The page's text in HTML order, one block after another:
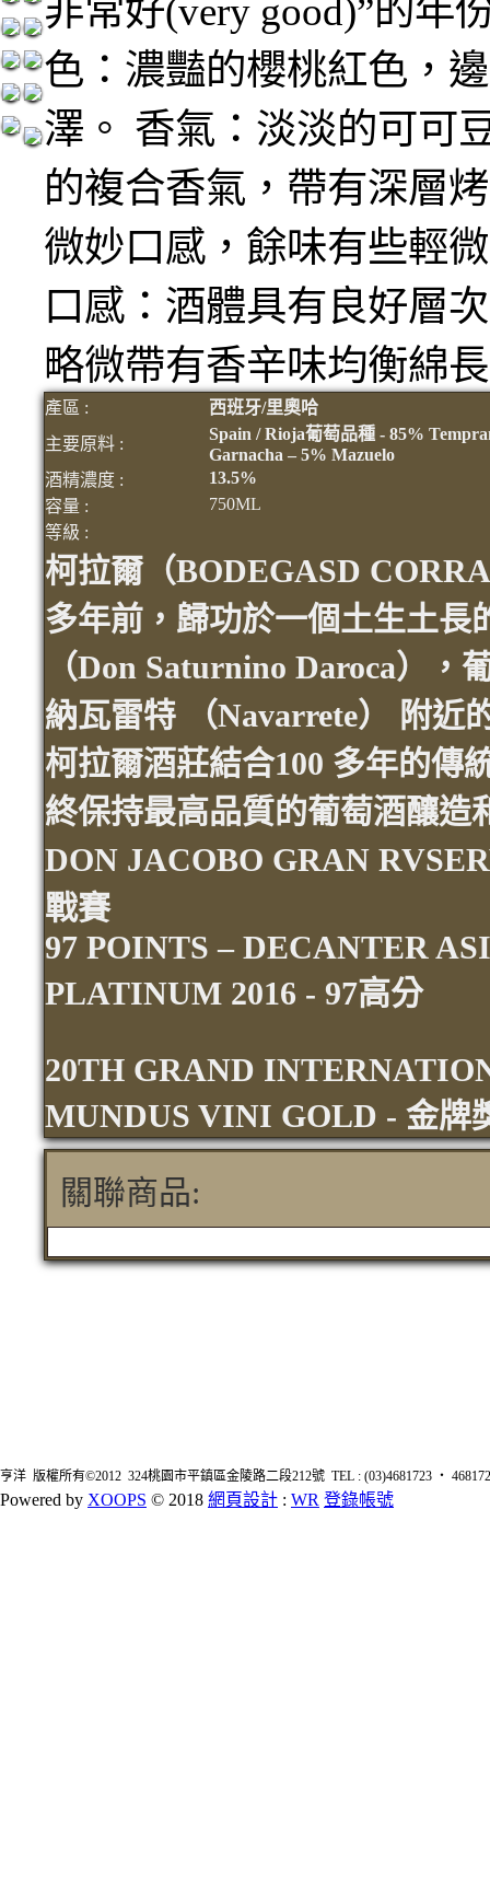
非常好(very good)”的年
色：濃豔的櫻桃紅色，
澤。 香氣：淡淡的可可
的複合香氣，帶有深層
微妙口感，餘味有些輕
口感：酒體具有良好層
略微帶有香辛味均衡綿
產區 :
西班牙/里奧哈
主要原料 :
Spain / Rioja葡萄品種 - 85%
Garnacha – 5% Mazuelo
酒精濃度 :
13.5%
容量 :
750ML
等級 :
柯拉爾（BODEGASD
多年前，歸功於一個土生土長
（Don Saturnino Daroca），
納瓦雷特
（Navarrete）
附近
柯拉爾酒莊結合100 多年的傳
終保持最高品質的葡萄酒釀造
DON JACOBO GRAN
戰賽
97 POINTS – DECANTER
PLATINUM 2016 - 97高分
20TH GRAND
MUNDUS VINI GOLD - 金
關聯商品:
亨洋 版權所有©2012 324桃園市平鎮區金陵路二段212號 TEL : (03)4681723 ‧
Powered by XOOPS © 2018 網頁設計 : WR 登錄帳號